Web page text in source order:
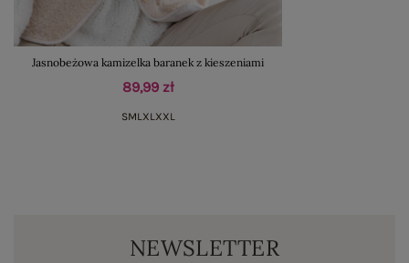
Jasnobeżowa kamizelka baranek z kieszeniami
89,99 zł
SML XL XXL
NEWSLETTER